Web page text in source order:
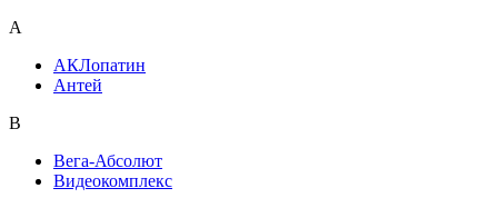
А
АКЛопатин
Антей
В
Вега-Абсолют
Видеокомплекс